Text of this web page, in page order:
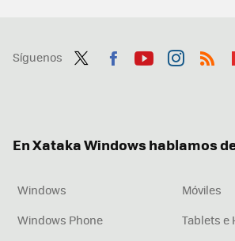
Síguenos
En Xataka Windows hablamos
Windows
Móviles
Windows Phone
Tablets e